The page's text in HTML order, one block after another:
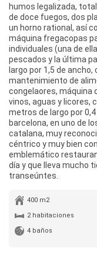
humos legalizada,
de doce fuegos, dos
un horno rational, así
máquina fregacopas
individuales (una de
pescados y la última
largo por 1,5 de
mantenimiento de
congelaores, máquina
vinos, aguas y licores,
metros de largo por
barcelona, en uno de
catalana, muy
céntrico y muy bien
emblemático
día y que lleva mucho
transeúntes.
400 m2
2 habitaciones
4 baños